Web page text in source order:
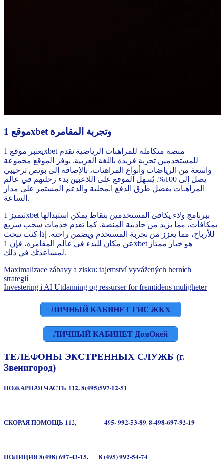
موقع 1xbet وتجربة المقامرة
يعتبر موقع 1xbet منصة متكاملة للمراهنات الرياضية تقدم
للمستخدمين تجربة فريدة باللغة العربية. يوفر الموقع مجموعة
واسعة من الرياضات وأنواع المراهنات، بالإضافة إلى بونص ترحيبي
يصل إلى 100%. يُسهل الموقع على اللاعبين بدء رحلتهم في عالم
المراهنات بفضل طرق الدفع المحلية والدعم المستمر على مدار
الساعة.
تتميز 1xbet ببرنامج ولاء يكافئ المستخدمين بنقاط يمكن استبدالها
بمكافآت، مما يزيد من جاذبية المنصة. كما تقدم خدمات سحب سريع
للأرباح، مما يعزز من تجربة المستخدم ويضمن راحته. إذا كنت تبحث
عن مكان للبدء في عالم المقامرة، فإن 1xbet هو خيار ممتاز
لمساعدتك في ذلك.
Навигация
по
Maximalizace zábavy a zisku: tajemství vyvážených herních
strategií
Investering i AI Utdanning og ressurser for fremtidens muligheter
ЛИЧНЫЙ КАБИНЕТ ГИС ЖКХ
ЛИЧНЫЙ КАБИНЕТ ДомОкей
ТЕЛЕФОНЫ ЭКСТРЕННЫХ СЛУЖБ (г.
Звенигород)
ПОЖАРНАЯ ЧАСТЬ 112, 8(495)597-12-51
СКОРАЯ ПОМОЩЬ 112, 495- 992-53-89,8-498-697-92-19
ПОЛИЦИЯ 8(498) 697-43-15, 8 (495) 992-54-74